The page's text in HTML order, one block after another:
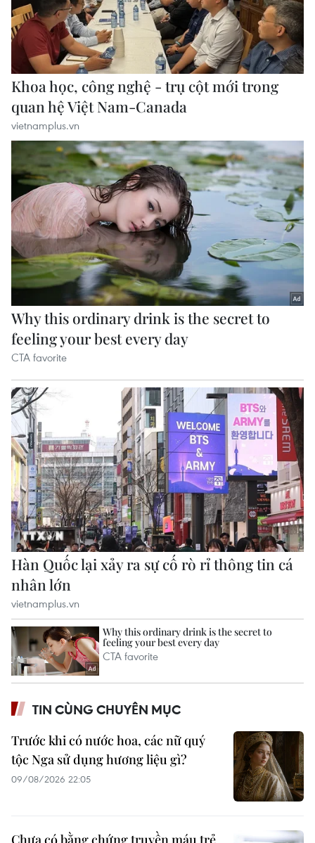
TIN CÙNG CHUYÊN MỤC
Trước khi có nước hoa, các nữ quý
tộc Nga sử dụng hương liệu gì?
09/08/2026 22:05
Chưa có bằng chứng truyền máu trẻ